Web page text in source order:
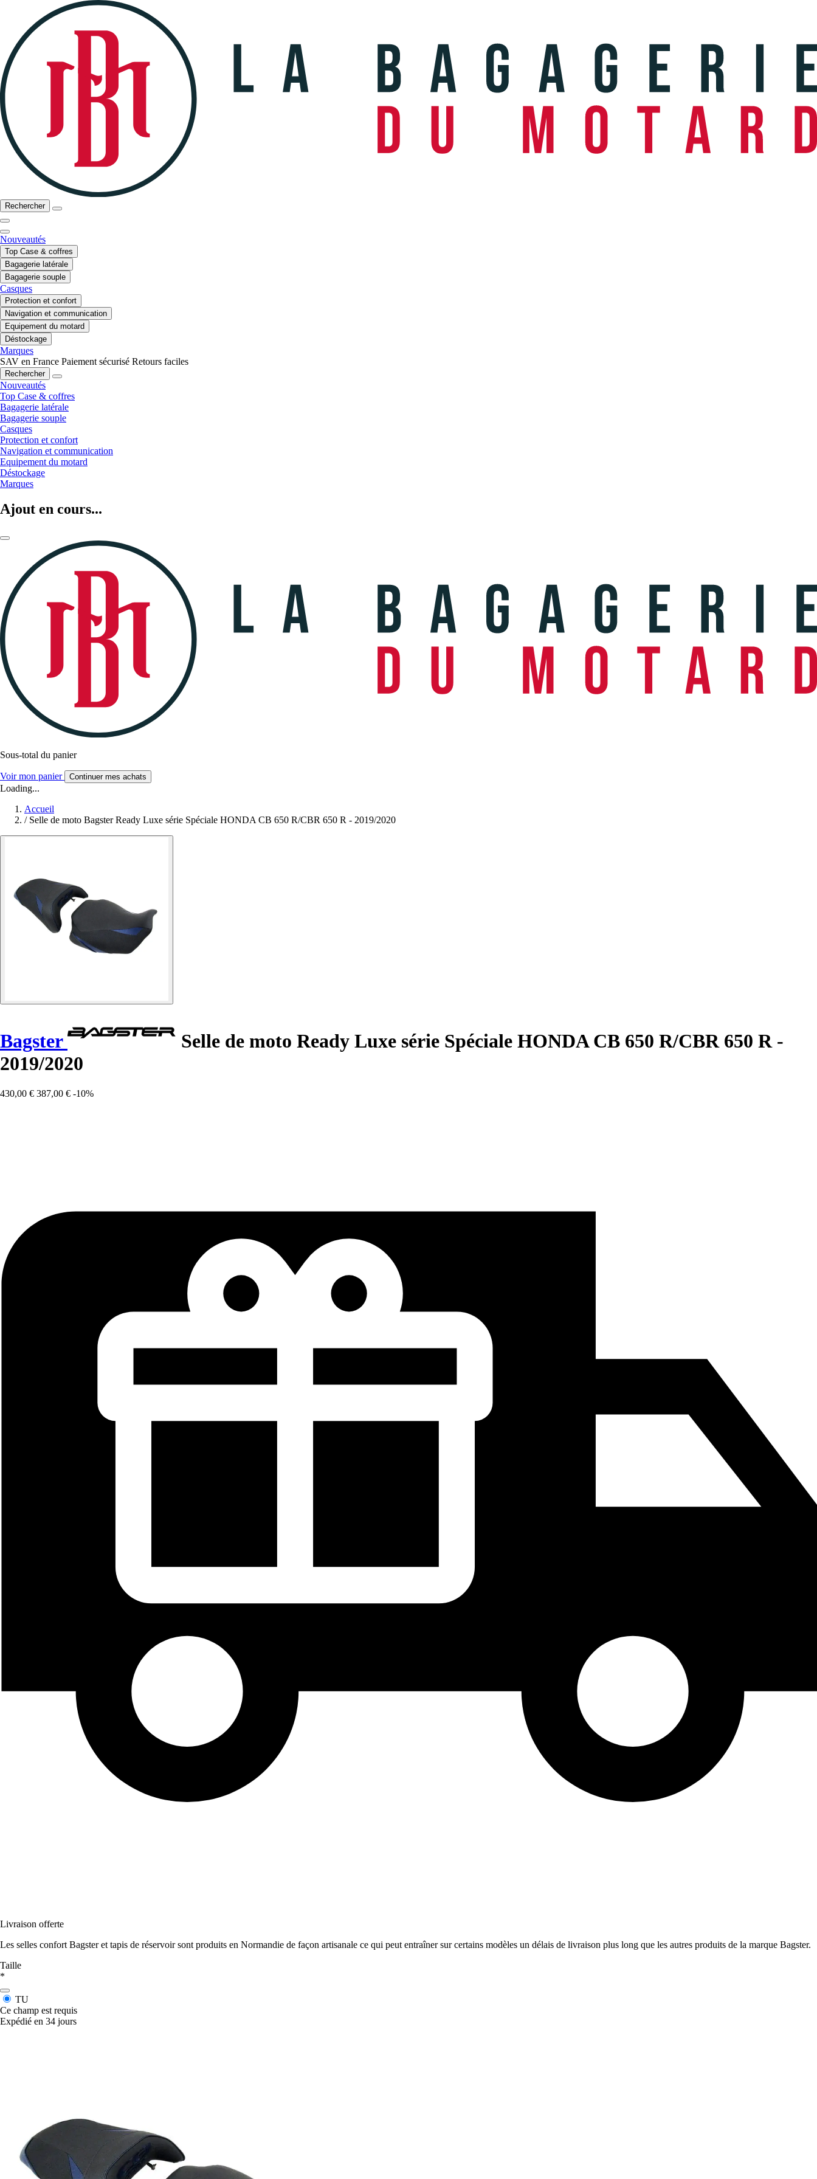
Rechercher
Nouveautés
Top Case & coffres
Bagagerie latérale
Bagagerie souple
Casques
Protection et confort
Navigation et communication
Equipement du motard
Déstockage
Marques
SAV en France Paiement sécurisé Retours faciles
Rechercher
Nouveautés
Top Case & coffres
Bagagerie latérale
Bagagerie souple
Casques
Protection et confort
Navigation et communication
Equipement du motard
Déstockage
Marques
Ajout en cours...
Sous-total du panier
Voir mon panier Continuer mes achats
Loading...
Accueil
/ Selle de moto Bagster Ready Luxe série Spéciale HONDA CB 650 R/CBR 650 R - 2019/2020
Bagster
Selle de moto Ready Luxe série Spéciale HONDA CB 650 R/CBR 650 R -
2019/2020
430,00 € 387,00 € -10%
Livraison offerte
Les selles confort Bagster et tapis de réservoir sont produits en Normandie de façon artisanale ce qui peut entraîner sur certains modèles un délais de livraison plus long que les autres produits de la marque Bagster.
Taille
*
TU
Ce champ est requis
Expédié en 34 jours